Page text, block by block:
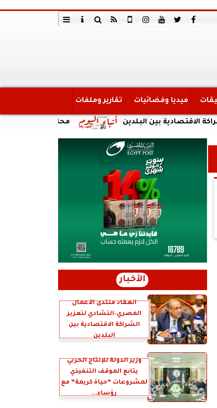
ميديا وفضائيات تقارير وملفات
محافظة الجيزة: غلق جزئى بين البلدين
الأخبار
انعقاد منتدى الأعمال
المصري–التشادي لتعزيز
الشراكة الاقتصادية بين
البلدين
وزير الدولة للإنتاج الحربي
يتابع الموقف التنفيذي
لمشروعات ”حياة كريمة” مع
رؤساء...